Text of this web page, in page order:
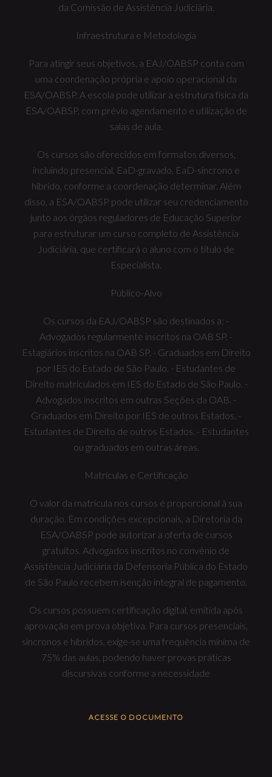
da Comissão de Assistência Judiciária.
Infraestrutura e Metodologia
Para atingir seus objetivos, a EAJ/OABSP conta com
uma coordenação própria e apoio operacional da
ESA/OABSP. A escola pode utilizar a estrutura física da
ESA/OABSP, com prévio agendamento e utilização de
salas de aula.
Os cursos são oferecidos em formatos diversos,
incluindo presencial, EaD-gravado, EaD-síncrono e
híbrido, conforme a coordenação determinar. Além
disso, a ESA/OABSP pode utilizar seu credenciamento
junto aos órgãos reguladores de Educação Superior
para estruturar um curso completo de Assistência
Judiciária, que certificará o aluno com o título de
Especialista.
Público-Alvo
Os cursos da EAJ/OABSP são destinados a: -
Advogados regularmente inscritos na OAB SP. -
Estagiários inscritos na OAB SP. - Graduados em Direito
por IES do Estado de São Paulo. - Estudantes de
Direito matriculados em IES do Estado de São Paulo. -
Advogados inscritos em outras Seções da OAB. -
Graduados em Direito por IES de outros Estados. -
Estudantes de Direito de outros Estados. - Estudantes
ou graduados em outras áreas.
Matrículas e Certificação
O valor da matrícula nos cursos é proporcional à sua
duração. Em condições excepcionais, a Diretoria da
ESA/OABSP pode autorizar a oferta de cursos
gratuitos. Advogados inscritos no convênio de
Assistência Judiciária da Defensoria Pública do Estado
de São Paulo recebem isenção integral de pagamento.
Os cursos possuem certificação digital, emitida após
aprovação em prova objetiva. Para cursos presenciais,
síncronos e híbridos, exige-se uma frequência mínima de
75% das aulas, podendo haver provas práticas
discursivas conforme a necessidade
ACESSE O DOCUMENTO